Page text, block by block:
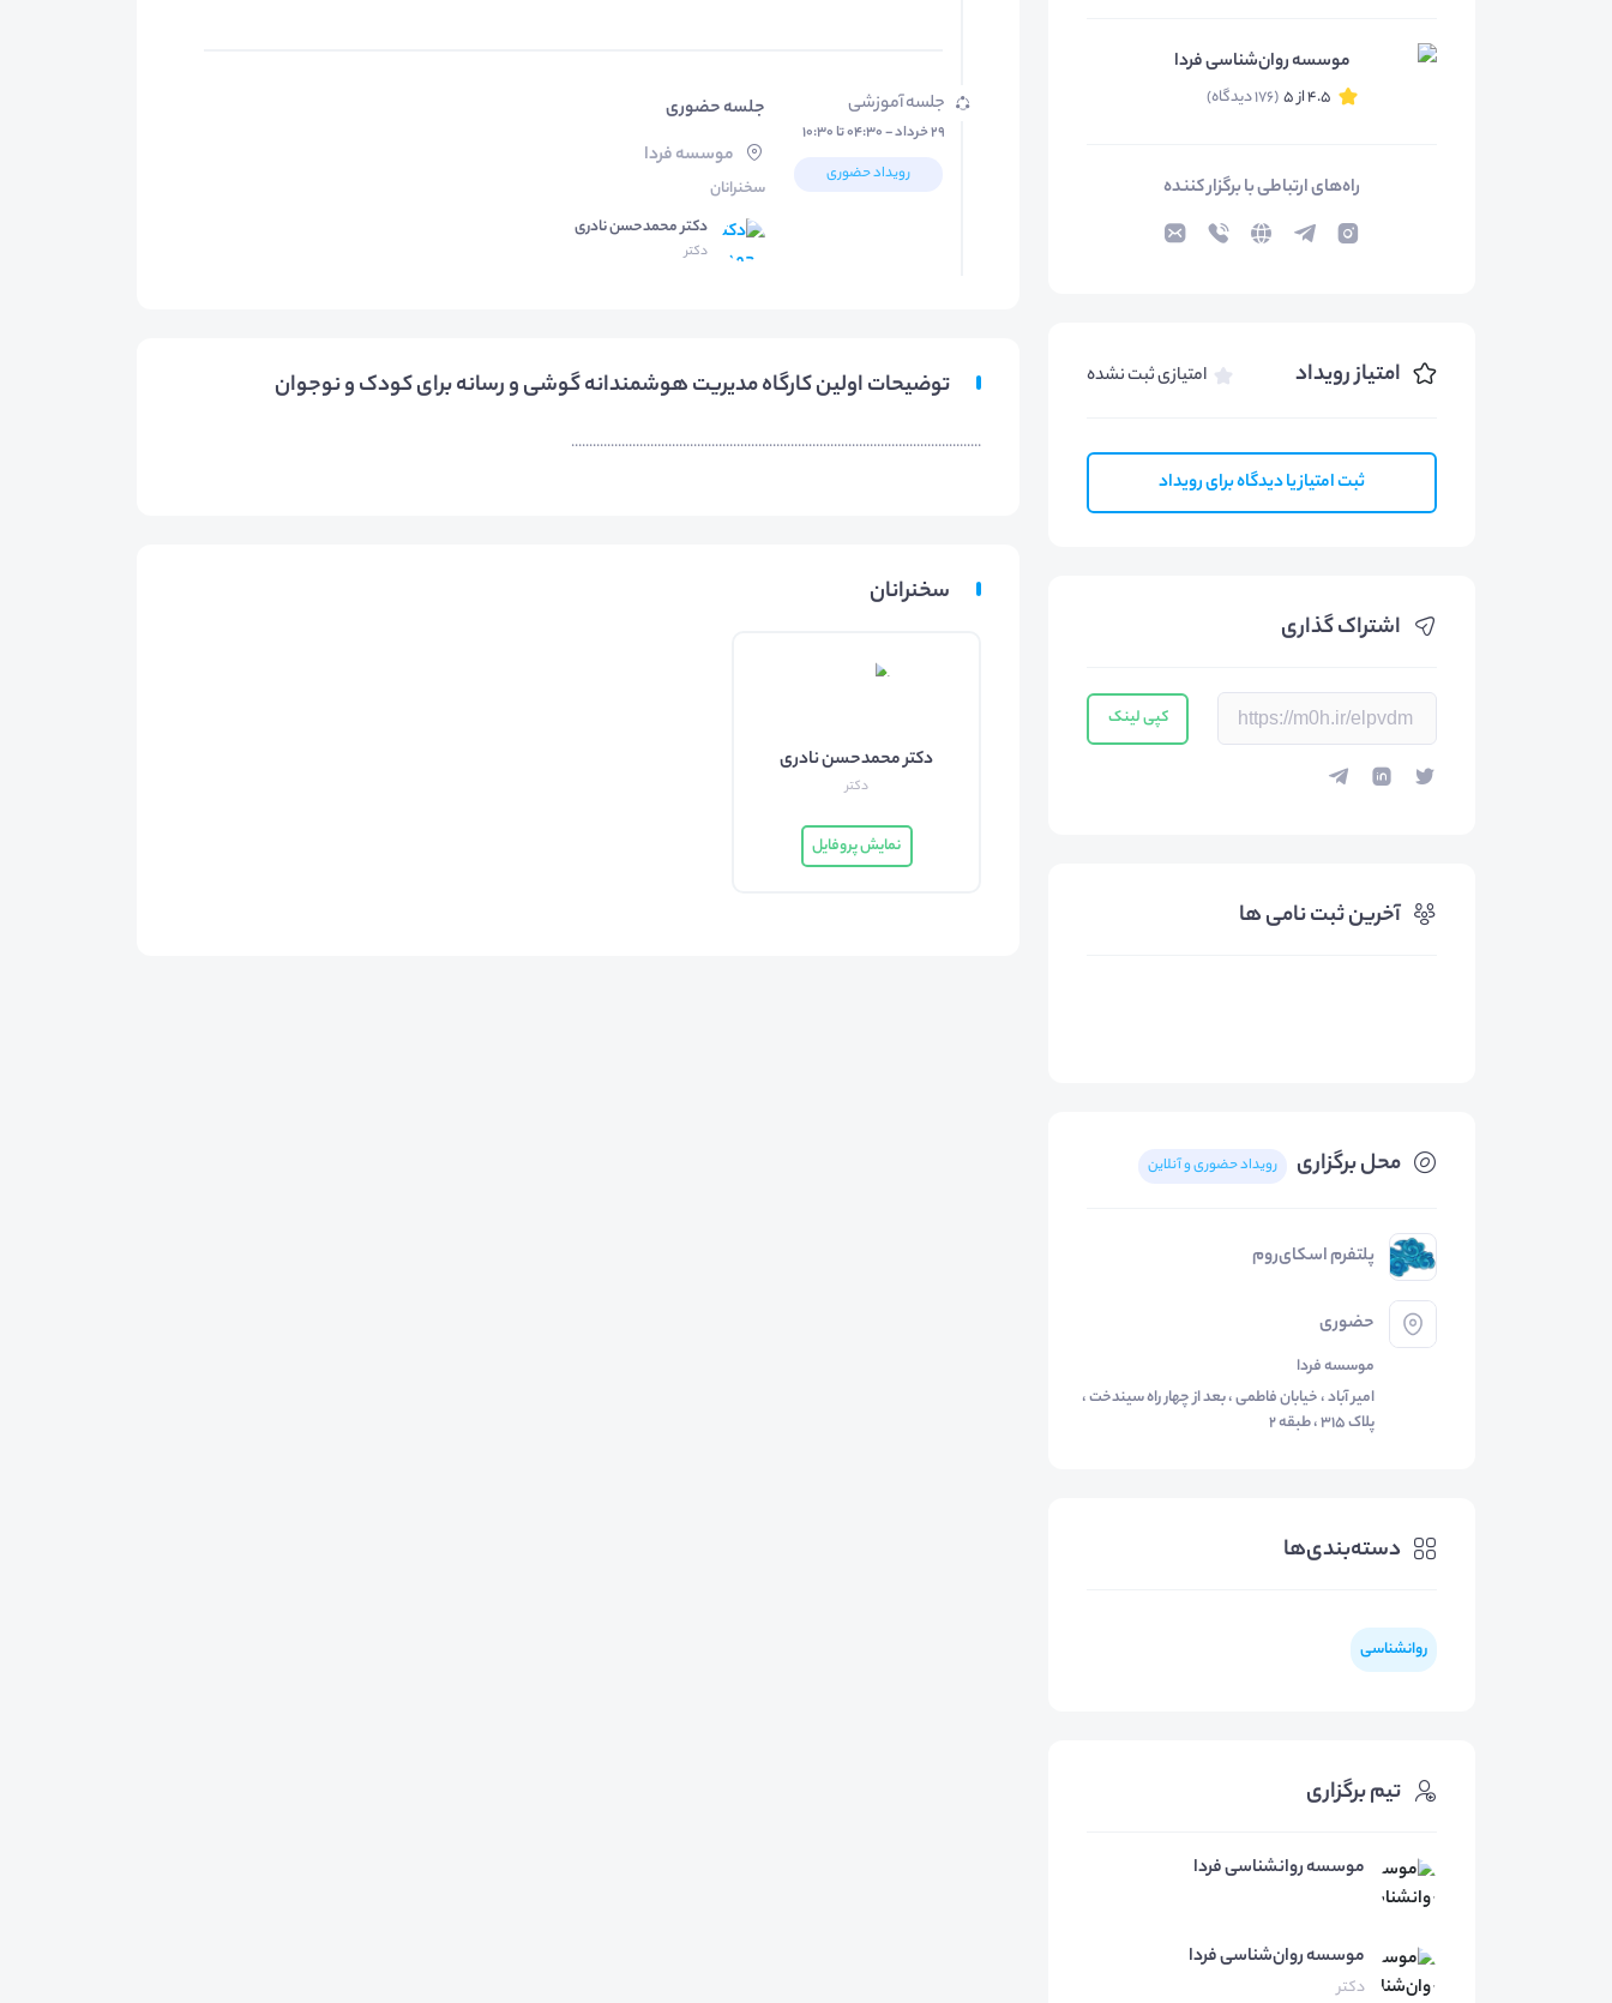
موسسه روان‌شناسی فردا
4.5 از 5 (176 دیدگاه)
راه‌های ارتباطی با برگزار کننده
امتیاز رویداد امتیازی ثبت نشده
ثبت امتیاز یا دیدگاه برای رویداد
اشتراک گذاری
کپی لینک
آخرین ثبت نامی ها
محل برگزاری رویداد حضوری و آنلاین
پلتفرم اسکای‌روم
حضوری
موسسه فردا
امیر آباد ، خیابان فاطمی ، بعد از چهار راه سیندخت ،
پلاک 315 ، طبقه 2
دسته‌بندی‌ها
روانشناسی
تیم برگزاری
موسسه روانشناسی فردا
موسسه روان‌شناسیفردا
دکتر
جلسه آموزشی
۲۹ خرداد - ۰۴:۳۰ تا ۱۰:۳۰
رویداد حضوری
جلسه حضوری
موسسه فردا
سخنرانان
دکتر محمدحسن نادری
دکتر
توضیحات اولین کارگاه مدیریت هوشمندانه گوشی و رسانه برای کودک و نوجوان
..................................................................................................................
سخنرانان
دکتر محمدحسن نادری
دکتر
نمایش پروفایل